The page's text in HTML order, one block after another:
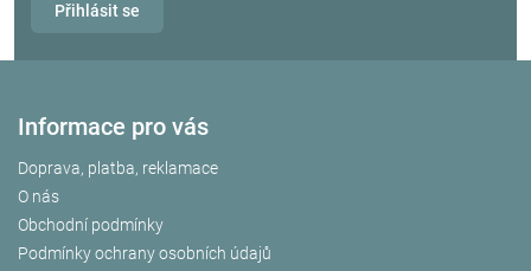
Přihlásit se
Informace pro vás
Doprava, platba, reklamace
O nás
Obchodní podmínky
Podmínky ochrany osobních údajů